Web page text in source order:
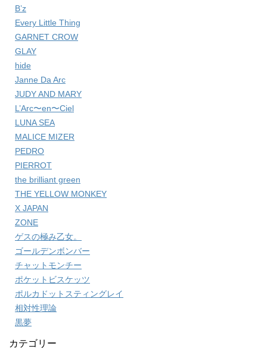
B’z
Every Little Thing
GARNET CROW
GLAY
hide
Janne Da Arc
JUDY AND MARY
L’Arc〜en〜Ciel
LUNA SEA
MALICE MIZER
PEDRO
PIERROT
the brilliant green
THE YELLOW MONKEY
X JAPAN
ZONE
ゲスの極み乙女。
ゴールデンボンバー
チャットモンチー
ポケットビスケッツ
ポルカドットスティングレイ
相対性理論
黒夢
カテゴリー